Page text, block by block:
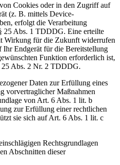
Cookies oder in den Zugriff auf
(z. B. mittels Device-
erfolgt die Verarbeitung
25 Abs. 1 TDDDG. Eine erteilte
Wirkung für die Zukunft widerrufen
Endgerät für die Bereitstellung
Funktion erforderlich ist,
25 Abs. 2 Nr. 2 TDDDG.
Daten zur Erfüllung eines
vorvertraglicher Maßnahmen
von Art. 6 Abs. 1 lit. b
zur Erfüllung einer rechtlichen
sie sich auf Art. 6 Abs. 1 lit. c
Rechtsgrundlagen
Abschnitten dieser